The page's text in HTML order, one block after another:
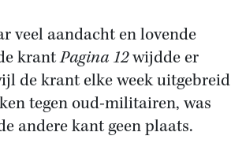
veel aandacht en lovende
krantPagina 12wijdde er
de krant elke week uitgebreid
tegen oud-militairen, was
andere kant geen plaats.